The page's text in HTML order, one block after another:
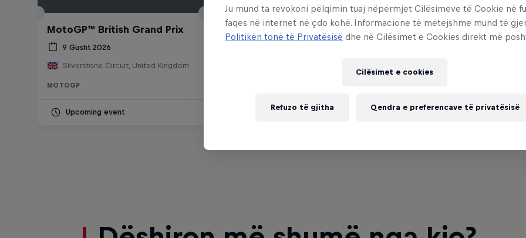
MotoGP™ British Grand Prix
9 Gusht 2026
Silverstone Circuit, United Kingdom
MOTOGP
Upcoming event
Ju mund ta revokoni pëlqimin tuaj nëpërmjet Cilësimeve të Cookie në
faqes në internet në çdo kohë. Informacione të mëtejshme mund të
Politikën tonë të Privatësisë dhe në Cilësimet e Cookies direkt më
Cilësimet e cookies
Refuzo të gjitha Qendra e preferencave të privatësisë